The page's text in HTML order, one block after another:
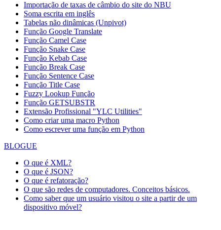
Importação de taxas de câmbio do site do NBU
Soma escrita em inglês
Tabelas não dinâmicas (Unpivot)
Função Google Translate
Função Camel Case
Função Snake Case
Função Kebab Case
Função Break Case
Função Sentence Case
Função Title Case
Fuzzy Lookup Função
Função GETSUBSTR
Extensão Profissional "YLC Utilities"
Como criar uma macro Python
Como escrever uma função em Python
BLOGUE
O que é XML?
O que é JSON?
O que é refatoração?
O que são redes de computadores. Conceitos básicos.
Como saber que um usuário visitou o site a partir de um
dispositivo móvel?